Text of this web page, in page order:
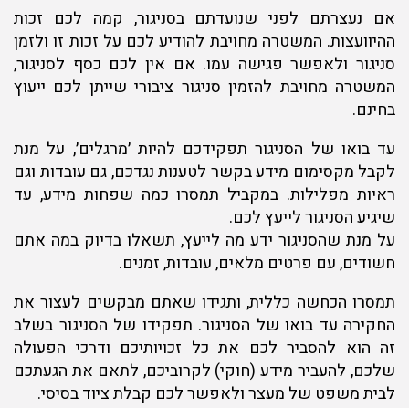
אם נעצרתם לפני שנועדתם בסניגור, קמה לכם זכות
ההיוועצות. המשטרה מחויבת להודיע לכם על זכות זו ולזמן
סניגור ולאפשר פגישה עמו. אם אין לכם כסף לסניגור,
המשטרה מחויבת להזמין סניגור ציבורי שייתן לכם ייעוץ
בחינם.
עד בואו של הסניגור תפקידכם להיות ׳מרגלים׳, על מנת
לקבל מקסימום מידע בקשר לטענות נגדכם, גם עובדות וגם
ראיות מפלילות. במקביל תמסרו כמה שפחות מידע, עד
שיגיע הסניגור לייעץ לכם.
על מנת שהסניגור ידע מה לייעץ, תשאלו בדיוק במה אתם
חשודים, עם פרטים מלאים, עובדות, זמנים.
תמסרו הכחשה כללית, ותגידו שאתם מבקשים לעצור את
החקירה עד בואו של הסניגור. תפקידו של הסניגור בשלב
זה הוא להסביר לכם את כל זכויותיכם ודרכי הפעולה
שלכם, להעביר מידע (חוקי) לקרוביכם, לתאם את הגעתכם
לבית משפט של מעצר ולאפשר לכם קבלת ציוד בסיסי.